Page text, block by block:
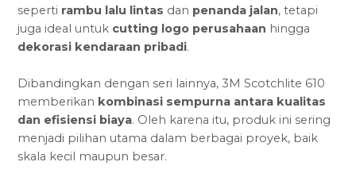
seperti rambu lalu lintas dan penanda jalan, tetapi
juga ideal untuk cutting logo perusahaan hingga
dekorasi kendaraan pribadi.
Dibandingkan dengan seri lainnya, 3M Scotchlite 610
memberikan kombinasi sempurna antara kualitas
dan efisiensi biaya. Oleh karena itu, produk ini sering
menjadi pilihan utama dalam berbagai proyek, baik
skala kecil maupun besar.